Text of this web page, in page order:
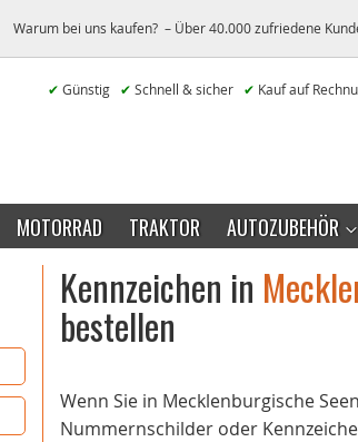
Warum bei uns kaufen? – Über 40.000 zufriedene
✔ Günstig ✔ Schnell & sicher ✔ Kauf auf
MOTORRAD TRAKTOR AUTOZUBEHÖR
Kennzeichen in
bestellen
Wenn Sie in Mecklenburgische
Nummernschilder oder